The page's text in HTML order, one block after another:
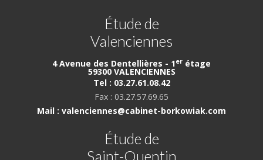
Étude de
Valenciennes
4 Avenue des Dentellières - 1er étage
59300 VALENCIENNES
Tel : 03.27.61.08.42
Fax : 03.27.57.69.65
Mail : valenciennes@cabinet-borkowiak.com
Étude de
Saint-Quentin